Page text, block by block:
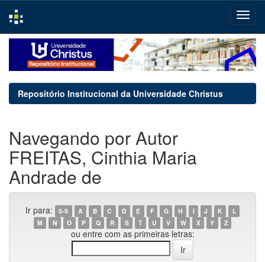
navigation
Repositório Institucional da Universidade Christus
Navegando por Autor
FREITAS, Cinthia Maria
Andrade de
Ir para: 0-9 A B C D E F G H I J K
L
M
N O P Q R S T U V W X Y Z
ou entre com as primeiras letras: